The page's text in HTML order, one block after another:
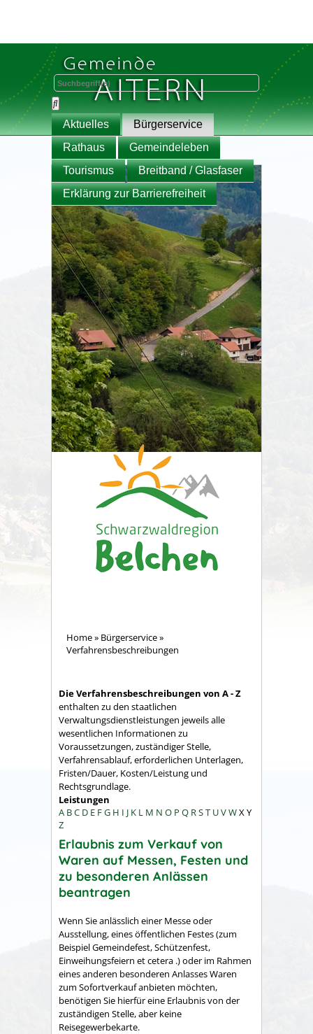
Aktuelles
Bürgerservice
Rathaus
Gemeindeleben
Tourismus
Breitband / Glasfaser
Erklärung zur Barrierefreiheit
Home» Bürgerservice»
Verfahrensbeschreibungen
Die Verfahrensbeschreibungen von A - Z
enthalten zu den staatlichen
Verwaltungsdienstleistungen jeweils alle
wesentlichen Informationen zu
Voraussetzungen, zuständiger Stelle,
Verfahrensablauf, erforderlichen Unterlagen,
Fristen/Dauer, Kosten/Leistung und
Rechtsgrundlage.
Leistungen
A BC D E FG H I J K L M N O P Q RST UVWX Y
Z
Erlaubnis zum Verkauf von
Waren auf Messen, Festen und
zu besonderen Anlässen
beantragen
Wenn Sie anlässlich einer Messe oder
Ausstellung, eines öffentlichen Festes (zum
Beispiel Gemeindefest, Schützenfest,
Einweihungsfeiern et cetera .) oder im Rahmen
eines anderen besonderen Anlasses Waren
zum Sofortverkauf anbieten möchten,
benötigen Sie hierfür eine Erlaubnis von der
zuständigen Stelle, aber keine
Reisegewerbekarte.